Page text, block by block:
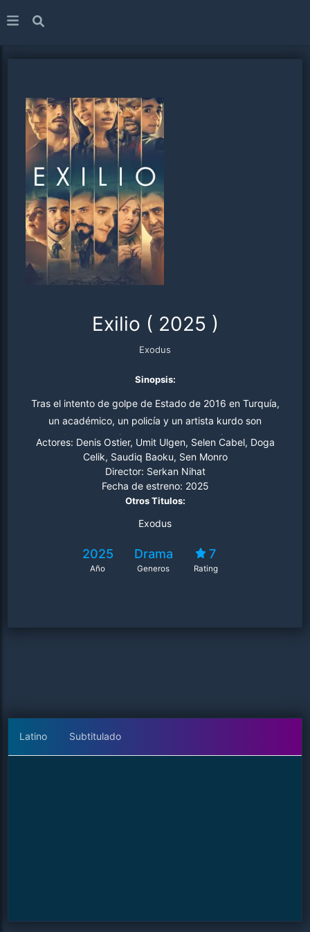
Exilio ( 2025 )
Exodus
Sinopsis:
Tras el intento de golpe de Estado de 2016 en Turquía,
un académico, un policía y un artista kurdo son
acusados de terrorismo y se unen a los migrantes que
huyen del país. Diferentes orígenes se unen en su
búsqueda de seguridad y libertad.
Actores: Denis Ostier, Umit Ulgen, Selen Cabel, Doga
Celik, Saudiq Baoku, Sen Monro
Director: Serkan Nihat
Fecha de estreno: 2025
Otros Titulos:
Exodus
2025
Año
Drama
Generos
7
Rating
Latino Subtitulado